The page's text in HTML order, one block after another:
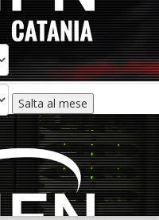
Salta al mese